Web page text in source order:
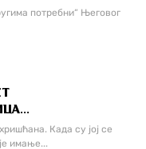
потребни“ Његовог
Када су јој се
имање...